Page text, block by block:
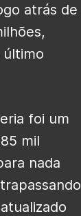
atrás de
último
foi um
mil
nada